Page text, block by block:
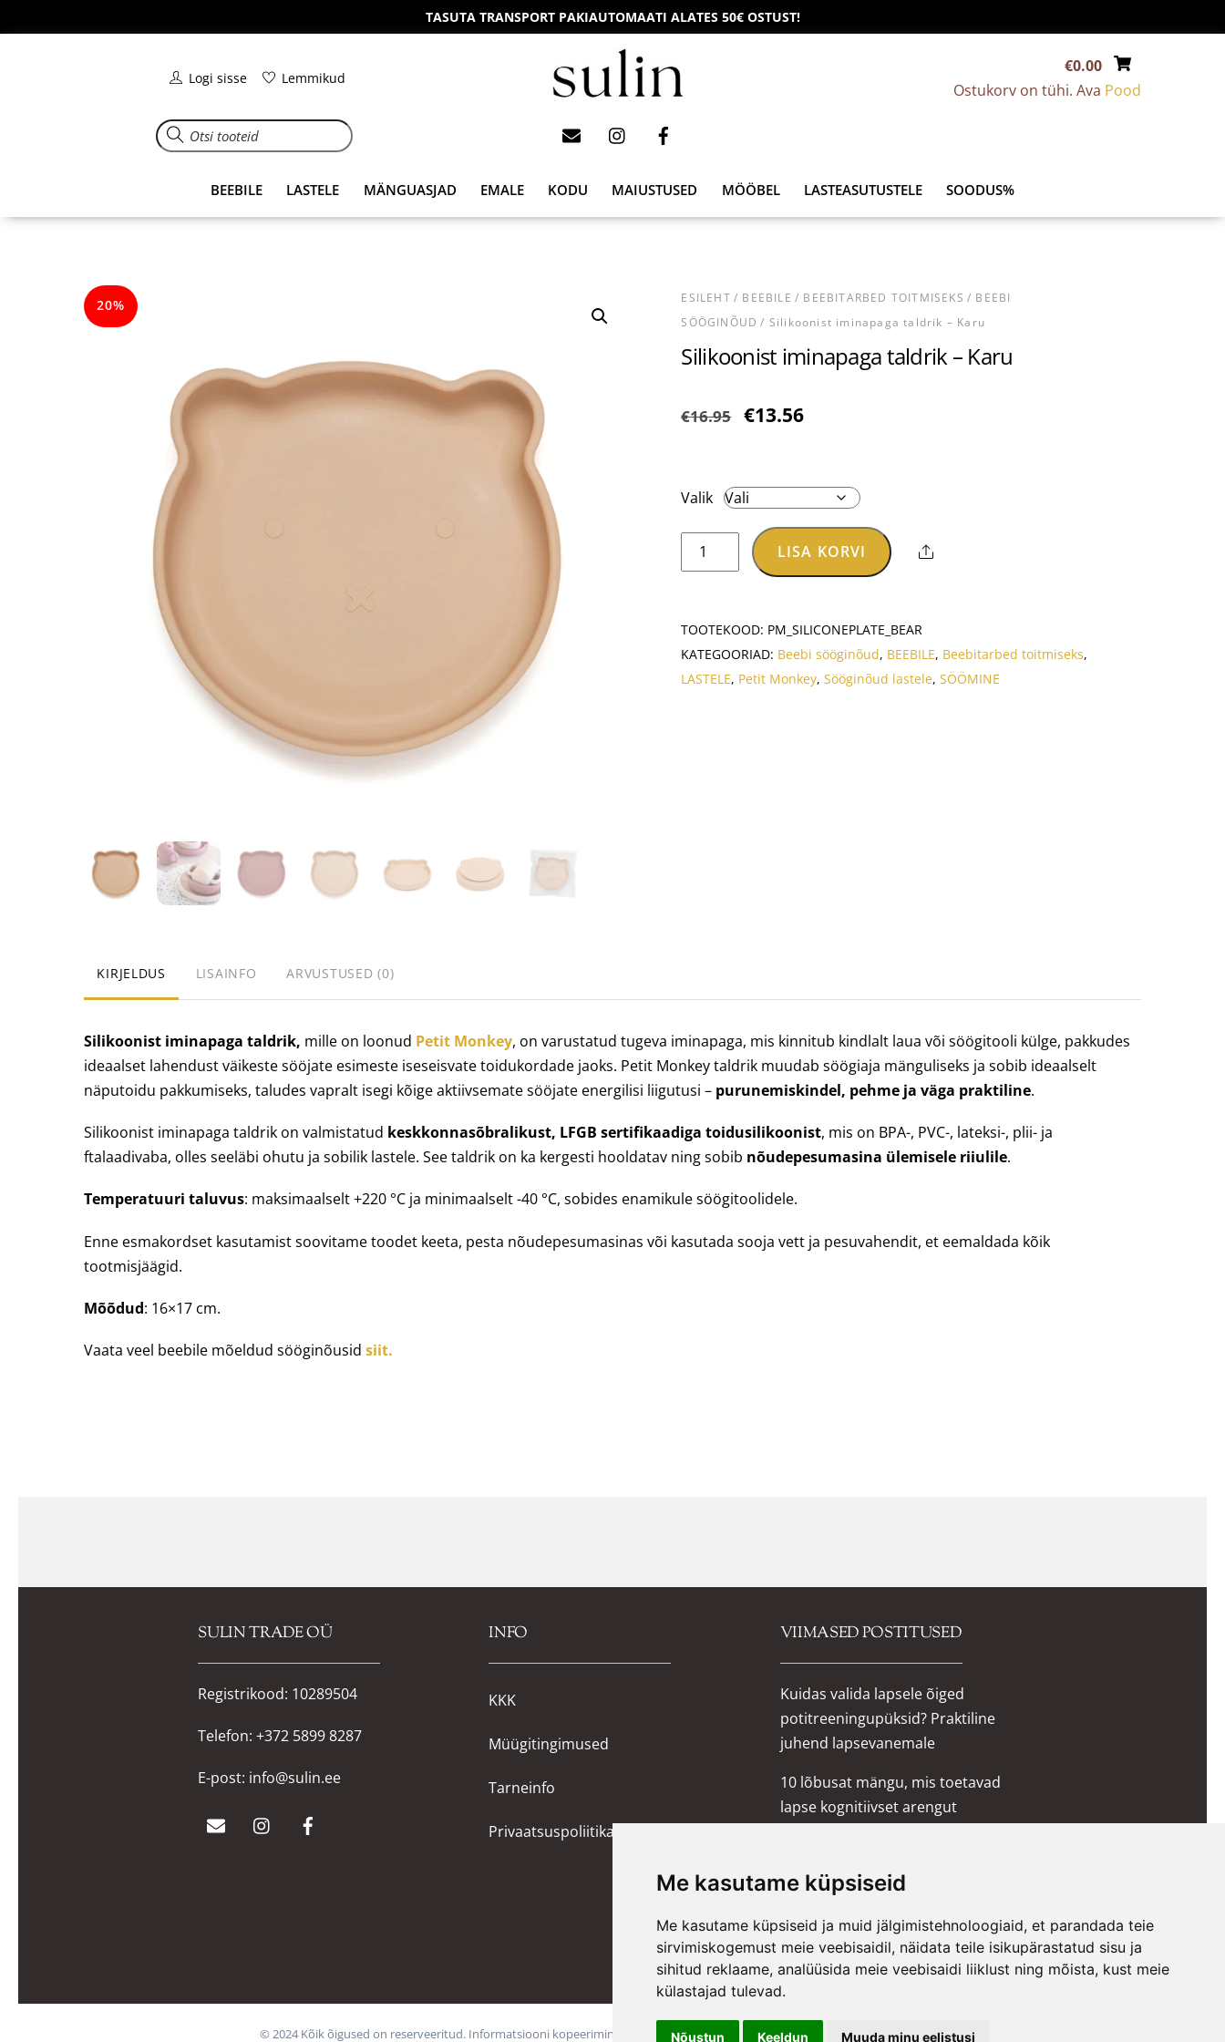
Me kasutame küpsiseid
Me kasutame küpsiseid ja muid jälgimistehnoloogiaid, et parandada teie
sirvimiskogemust meie veebisaidil, näidata teile isikupärastatud sisu ja
sihitud reklaame, analüüsida meie veebisaidi liiklust ning mõista, kust meie
külastajad tulevad.
Nõustun Keeldun Muuda minu eelistusi
to
TASUTA TRANSPORT PAKIAUTOMAATI ALATES 50€ OSTUST!
Logi sisse Lemmikud
€0.00
Ostukorv on tühi. Ava Pood
BEEBILE LASTELE MÄNGUASJAD EMALE KODU MAIUSTUSED MÖÖBEL LASTEASUTUSTELE SOODUS%
20% ESILEHT/ BEEBILE / BEEBITARBED TOITMISEKS / BEEBI
SÖÖGINÕUD / Silikoonist iminapaga taldrik – Karu
Silikoonist iminapaga taldrik – Karu
€16.95 Algne
€16.95.
€13.56Praegune
€13.56.
Valik
Silikoonist
iminapaga
LISA KORVI Share
TOOTEKOOD: PM_SILICONEPLATE_BEAR
KATEGOORIAD: Beebi sööginõud, BEEBILE, Beebitarbed toitmiseks,
LASTELE, Petit Monkey,Sööginõud lastele,SÖÖMINE
KIRJELDUS LISAINFO ARVUSTUSED (0)
Silikoonist iminapaga taldrik, mille on loonud Petit Monkey, on varustatud tugeva iminapaga, mis kinnitub kindlalt laua või söögitooli külge, pakkudes
ideaalset lahendust väikeste sööjate esimeste iseseisvate toidukordade jaoks. Petit Monkey taldrik muudab söögiaja mänguliseks ja sobib ideaalselt
näputoidu pakkumiseks, taludes vapralt isegi kõige aktiivsemate sööjate energilisi liigutusi – purunemiskindel, pehme ja väga praktiline.
Silikoonist iminapaga taldrik on valmistatud keskkonnasõbralikust, LFGB sertifikaadiga toidusilikoonist, mis on BPA-, PVC-, lateksi-, plii- ja
ftalaadivaba, olles seeläbi ohutu ja sobilik lastele. See taldrik on ka kergesti hooldatav ning sobib nõudepesumasina ülemisele riiulile.
Temperatuuri taluvus: maksimaalselt +220 °C ja minimaalselt -40 °C, sobides enamikule söögitoolidele.
Enne esmakordset kasutamist soovitame toodet keeta, pesta nõudepesumasinas või kasutada sooja vett ja pesuvahendit, et eemaldada kõik
tootmisjäägid.
Mõõdud: 16×17 cm.
Vaata veel beebile mõeldud sööginõusid siit.
SULIN TRADE OÜ
Registrikood: 10289504
Telefon:+372 5899 8287
E-post: info@sulin.ee
INFO
KKK
Müügitingimused
Tarneinfo
Privaatsuspoliitika
VIIMASED POSTITUSED
Kuidas valida lapsele õiged
potitreeningupüksid? Praktiline
juhend lapsevanemale
10 lõbusat mängu, mis toetavad
lapse kognitiivset arengut
mänguklotsid ja mööbel lastele
Kuidas õpetada last potil käima?
© 2024 Kõik õigused on reserveeritud. Informatsiooni kopeerimine ilma administratsiooni nõusolekuta on keelatud Sulin Trade OÜ